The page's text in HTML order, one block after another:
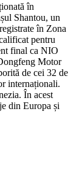
în
Shantou, un
în Zona
pentru
final ca NIO
Motor
de cei 32 de
internaționali.
În acest
din Europa și